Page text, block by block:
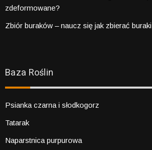
zdeformowane?
Zbiór buraków – naucz się jak zbierać buraki
Baza Roślin
Psianka czarna i słodkogorz
Tatarak
Naparstnica purpurowa